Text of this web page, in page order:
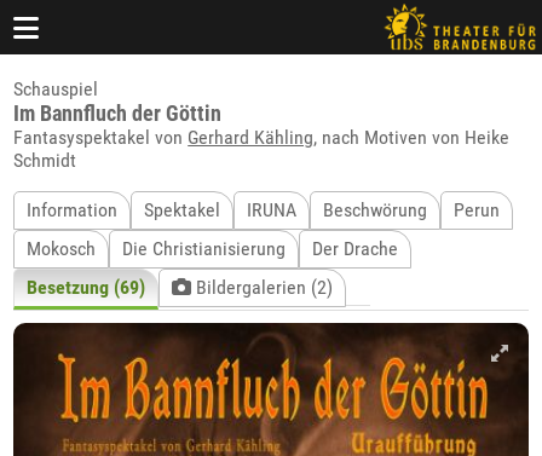
Schauspiel
Im Bannfluch der Göttin
Fantasyspektakel von Gerhard Kähling, nach Motiven von Heike
Schmidt
Information Spektakel IRUNA Beschwörung
Perun
Mokosch
Die Christianisierung
Der Drache
Besetzung (69)
Bildergalerien (2)